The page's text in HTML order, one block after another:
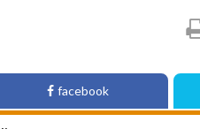
facebook